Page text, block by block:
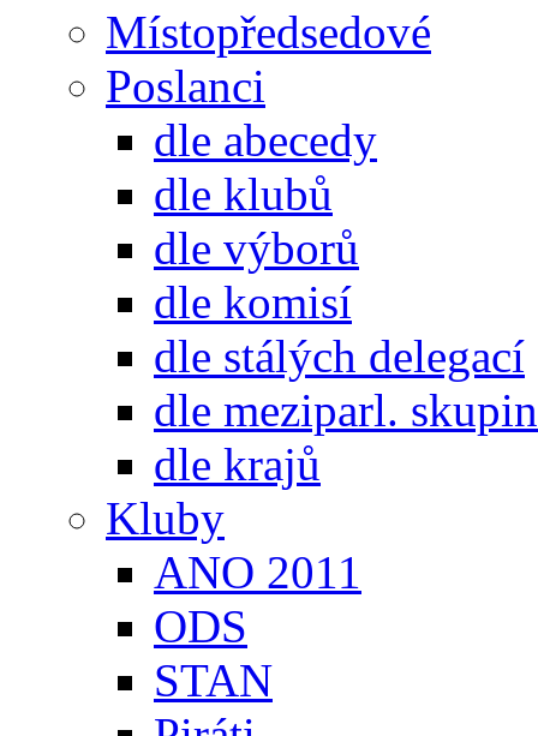
Místopředsedové
Poslanci
dle abecedy
dle klubů
dle výborů
dle komisí
dle stálých delegací
dle meziparl. skupin
dle krajů
Kluby
ANO 2011
ODS
STAN